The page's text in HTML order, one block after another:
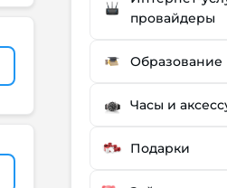
провайдеры
Образование
Часы и
Подарки